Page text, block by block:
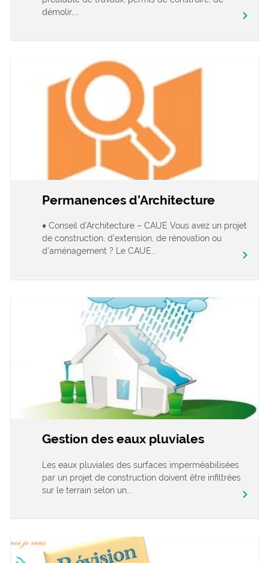
démolir,...
chevron_right
Permanences d’Architecture
♦ Conseil d’Architecture – CAUE Vous avez un projet
de construction, d’extension, de rénovation ou
d’aménagement ? Le CAUE...
chevron_right
Gestion des eaux pluviales
Les eaux pluviales des surfaces imperméabilisées
par un projet de construction doivent être infiltrées
sur le terrain selon un...
chevron_right